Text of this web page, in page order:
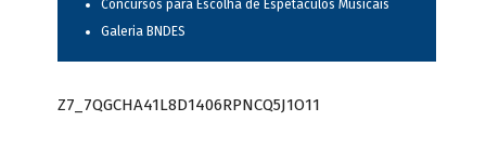
Concursos para Escolha de Espetáculos Musicais
Galeria BNDES
Z7_7QGCHA41L8D1406RPNCQ5J1O11